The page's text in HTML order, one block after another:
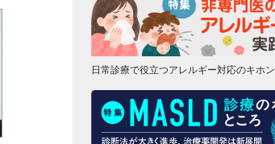
日常診療で役立つアレルギー対応のキホン